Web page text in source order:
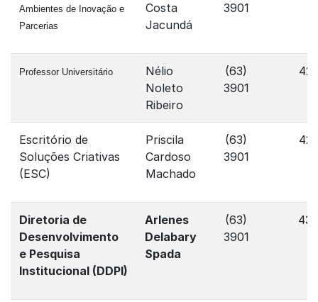
Ambientes de Inovação e
Parcerias
Costa
Jacundá
3901
Professor Universitário
Nélio
Noleto
Ribeiro
(63)
3901
Escritório de
Soluções Criativas
(ESC)
Priscila
Cardoso
Machado
(63)
3901
Diretoria de
Desenvolvimento
e Pesquisa
Institucional (DDPI)
Arlenes
Delabary
Spada
(63)
3901